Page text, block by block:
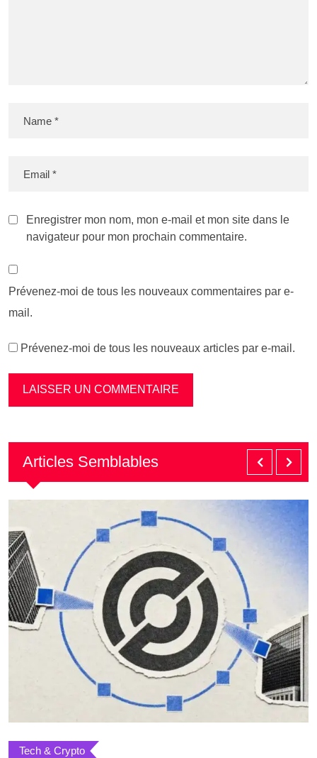
Enregistrer mon nom, mon e-mail et mon site dans le
navigateur pour mon prochain commentaire.
Prévenez-moi de tous les nouveaux commentaires par e-
mail.
Prévenez-moi de tous les nouveaux articles par e-mail.
Articles Semblables
Tech & Crypto